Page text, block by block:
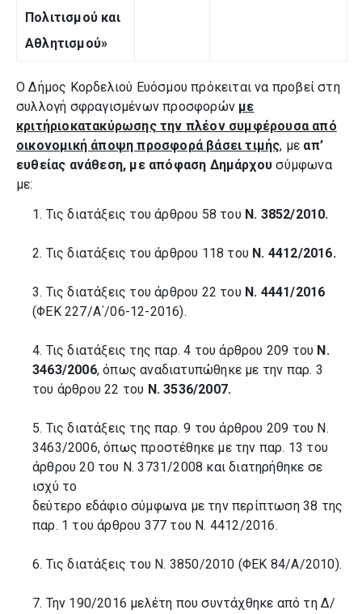
Πολιτισμού και
Αθλητισμού»
Ο Δήμος Κορδελιού Ευόσμου πρόκειται να προβεί στη
συλλογή σφραγισμένων προσφορών με
κριτήριοκατακύρωσης την πλέον συμφέρουσα από
οικονομική άποψη προσφορά βάσει τιμής, με απ’
ευθείας ανάθεση, με απόφαση Δημάρχουσύμφωνα
με:
1. Τις διατάξεις του άρθρου 58 του Ν. 3852/2010.
2. Τις διατάξεις του άρθρου 118 του Ν. 4412/2016.
3. Τις διατάξεις του άρθρου 22 του Ν. 4441/2016
(ΦΕΚ 227/Α΄/06-12-2016).
4. Τις διατάξεις της παρ. 4 του άρθρου 209 του Ν.
3463/2006, όπως αναδιατυπώθηκε με την παρ. 3
του άρθρου 22 του Ν. 3536/2007.
5. Τις διατάξεις της παρ. 9 του άρθρου 209 του Ν.
3463/2006, όπως προστέθηκε με την παρ. 13 του
άρθρου 20 του Ν. 3731/2008 και διατηρήθηκε σε
ισχύ το
δεύτερο εδάφιο σύμφωνα με την περίπτωση 38 της
παρ. 1 του άρθρου 377 του Ν. 4412/2016.
6. Τις διατάξεις του Ν. 3850/2010 (ΦΕΚ 84/Α/2010).
7. Την 190/2016 μελέτη που συντάχθηκε από τη Δ/